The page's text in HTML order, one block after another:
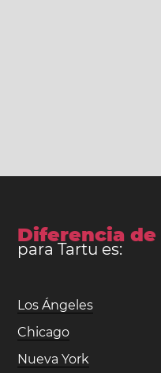
Diferencia
para Tartu es:
Los Ángeles
Chicago
Nueva York